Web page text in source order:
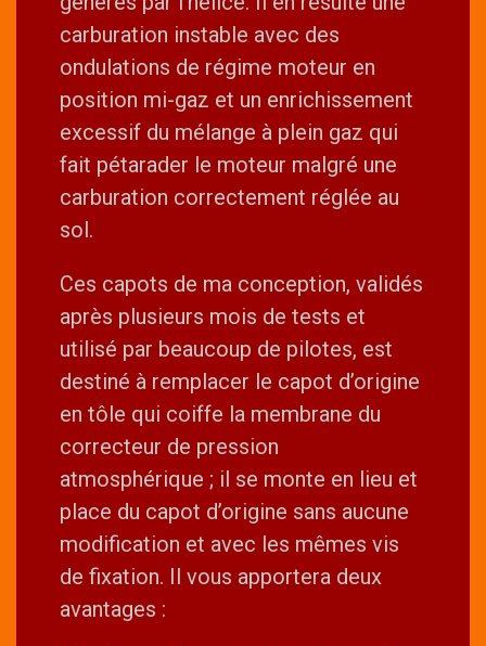
carburation instable avec des
ondulations de régime moteur en
position mi-gaz et un enrichissement
excessif du mélange à plein gaz qui
fait pétarader le moteur malgré une
carburation correctement réglée au
sol.
Ces capots de ma conception, validés
après plusieurs mois de tests et
utilisé par beaucoup de pilotes, est
destiné à remplacer le capot d’origine
en tôle qui coiffe la membrane du
correcteur de pression
atmosphérique ; il se monte en lieu et
place du capot d’origine sans aucune
modification et avec les mêmes vis
de fixation. Il vous apportera deux
avantages :